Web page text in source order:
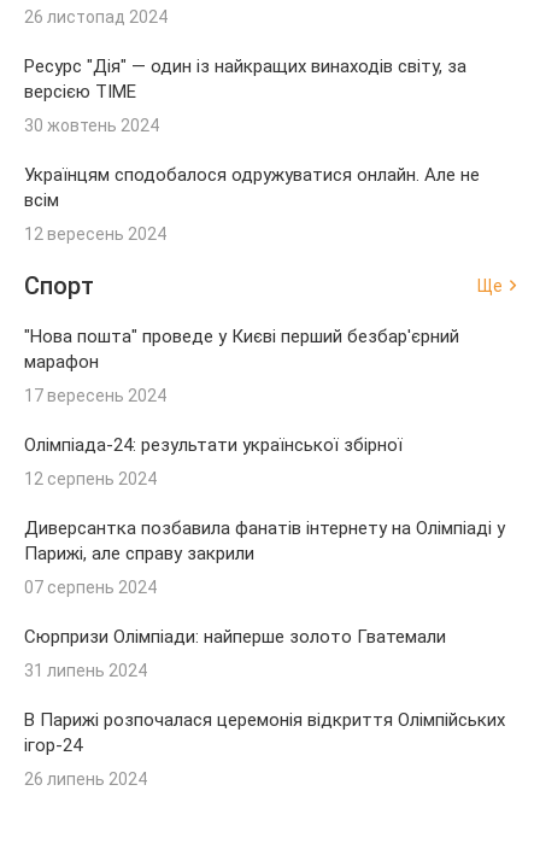
26 листопад 2024
Ресурс "Дія" — один із найкращих винаходів світу, за
версією TIME
30 жовтень 2024
Українцям сподобалося одружуватися онлайн. Але не
всім
12 вересень 2024
Спорт Ще
"Нова пошта" проведе у Києві перший безбар'єрний
марафон
17 вересень 2024
Олімпіада-24: результати української збірної
12 серпень 2024
Диверсантка позбавила фанатів інтернету на Олімпіаді у
Парижі, але справу закрили
07 серпень 2024
Сюрпризи Олімпіади: найперше золото Гватемали
31 липень 2024
В Парижі розпочалася церемонія відкриття Олімпійських
ігор-24
26 липень 2024